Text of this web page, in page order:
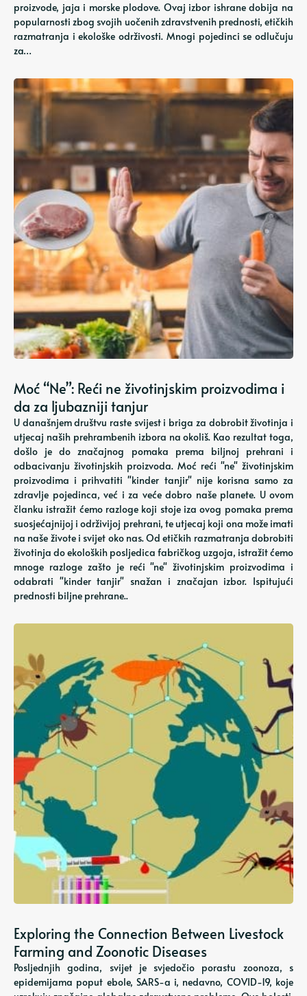
proizvode, jaja i morske plodove. Ovaj izbor ishrane dobija na
popularnosti zbog svojih uočenih zdravstvenih prednosti, etičkih
razmatranja i ekološke održivosti. Mnogi pojedinci se odlučuju
za…
Moć “Ne”: Reći ne životinjskim proizvodima i
da za ljubazniji tanjur
U današnjem društvu raste svijest i briga za dobrobit životinja i
utjecaj naših prehrambenih izbora na okoliš. Kao rezultat toga,
došlo je do značajnog pomaka prema biljnoj prehrani i
odbacivanju životinjskih proizvoda. Moć reći "ne" životinjskim
proizvodima i prihvatiti "kinder tanjir" nije korisna samo za
zdravlje pojedinca, već i za veće dobro naše planete. U ovom
članku istražit ćemo razloge koji stoje iza ovog pomaka prema
suosjećajnijoj i održivijoj prehrani, te utjecaj koji ona može imati
na naše živote i svijet oko nas. Od etičkih razmatranja dobrobiti
životinja do ekoloških posljedica fabričkog uzgoja, istražit ćemo
mnoge razloge zašto je reći "ne" životinjskim proizvodima i
odabrati "kinder tanjir" snažan i značajan izbor. Ispitujući
prednosti biljne prehrane..
Exploring the Connection Between Livestock
Farming and Zoonotic Diseases
Posljednjih godina, svijet je svjedočio porastu zoonoza, s
epidemijama poput ebole, SARS-a i, nedavno, COVID-19, koje